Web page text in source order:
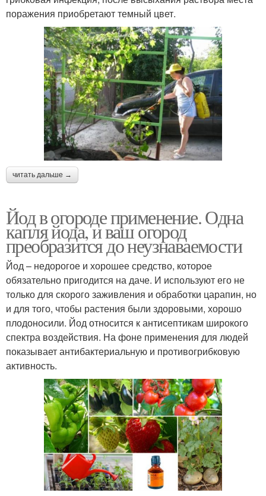
поражения приобретают темный цвет.
читать дальше →
Йод в огороде применение. Одна
капля йода, и ваш огород
преобразится до неузнаваемости
Йод – недорогое и хорошее средство, которое
обязательно пригодится на даче. И используют его не
только для скорого заживления и обработки царапин, но
и для того, чтобы растения были здоровыми, хорошо
плодоносили. Йод относится к антисептикам широкого
спектра воздействия. На фоне применения для людей
показывает антибактериальную и противогрибковую
активность.